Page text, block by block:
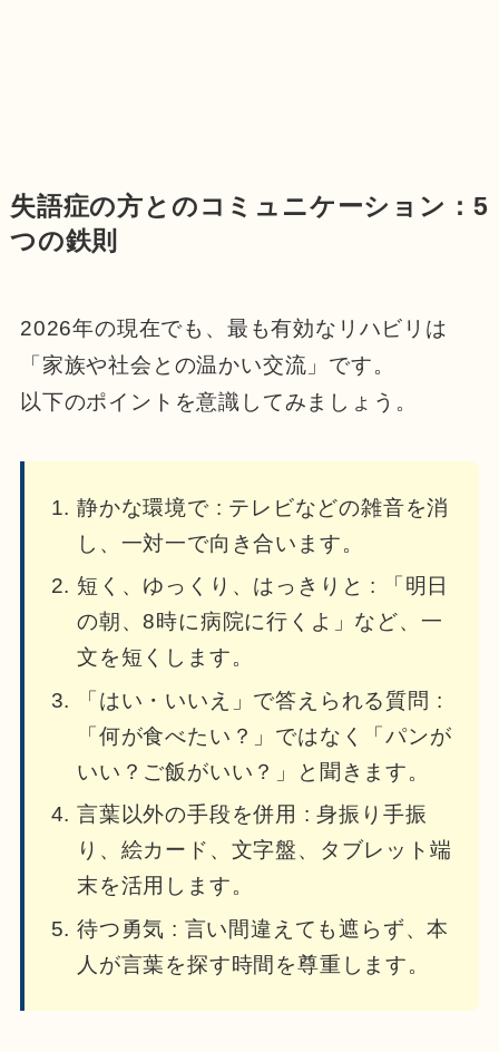
失語症の方とのコミュニケーション：5
つの鉄則
2026年の現在でも、最も有効なリハビリは
「家族や社会との温かい交流」です。
以下のポイントを意識してみましょう。
静かな環境で : テレビなどの雑音を消
し、一対一で向き合います。
短く、ゆっくり、はっきりと : 「明日
の朝、8時に病院に行くよ」など、一
文を短くします。
「はい・いいえ」で答えられる質問 :
「何が食べたい？」ではなく「パンが
いい？ご飯がいい？」と聞きます。
言葉以外の手段を併用 : 身振り手振
り、絵カード、文字盤、タブレット端
末を活用します。
待つ勇気 : 言い間違えても遮らず、本
人が言葉を探す時間を尊重します。